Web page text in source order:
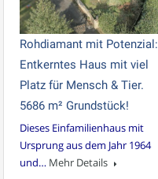
Rohdiamant mit Potenzial:
Entkerntes Haus mit viel
Platz für Mensch & Tier.
5686 m² Grundstück!
Dieses Einfamilienhaus mit
Ursprung aus dem Jahr 1964
und… Mehr Details